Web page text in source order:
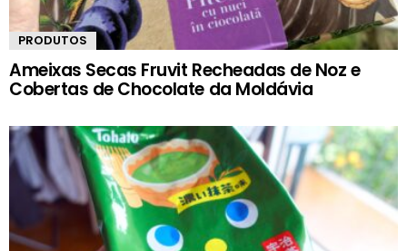
PRODUTOS
Ameixas Secas Fruvit Recheadas de Noz e
Cobertas de Chocolate da Moldávia